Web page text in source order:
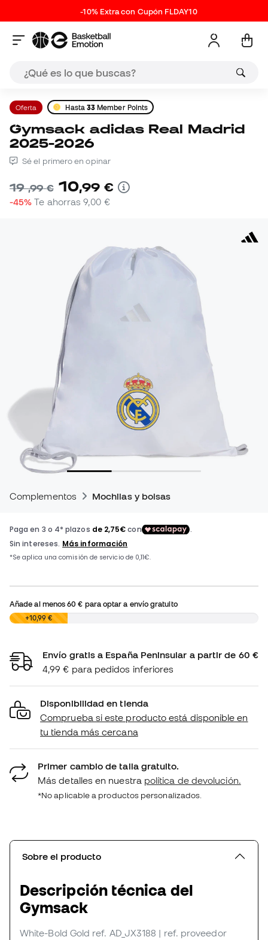
-10% Extra con Cupón FLDAY10
Oferta Hasta 33 Member Points
Gymsack adidas Real Madrid
2025-2026
Sé el primero en opinar
19,99 € 10,99 €
-45% Te ahorras9,00 €
Complementos Mochilas y bolsas
Añade al menos60 € para optar a envío gratuito
0,00 €+10,99 €
Envío gratis a España Peninsular a partir de 60 €
4,99 € para pedidos inferiores
Disponibilidad en tienda
Comprueba si este producto está disponible en
tu tienda más cercana
Primer cambio de talla gratuito.
Más detalles en nuestra política de devolución.
*No aplicable a productos personalizados.
Sobre el producto
Descripción técnica del
Gymsack
White-Bold Gold ref. AD_JX3188 | ref. proveedor